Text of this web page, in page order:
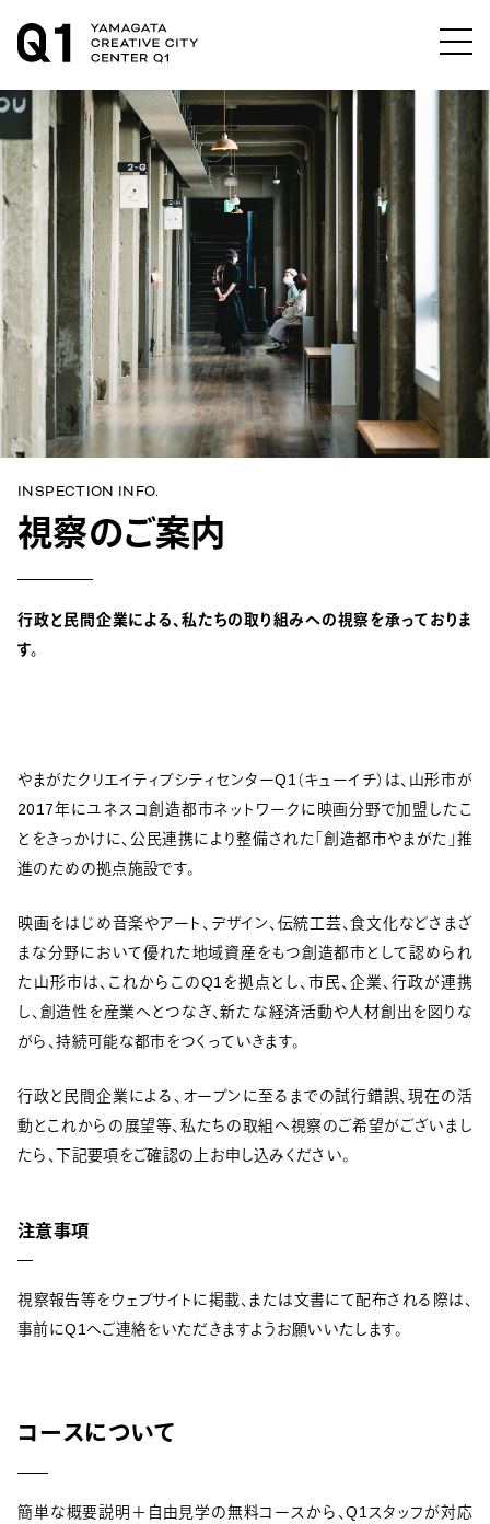
INSPECTION INFO.
視察のご案内
行政と民間企業による、私たちの取り組みへの視察を承っておりま
す。
やまがたクリエイティブシティセンターQ1（キューイチ）は、山形市が
2017年にユネスコ創造都市ネットワークに映画分野で加盟したこ
とをきっかけに、公民連携により整備された「創造都市やまがた」推
進のための拠点施設です。
映画をはじめ音楽やアート、デザイン、伝統工芸、食文化などさまざ
まな分野において優れた地域資産をもつ創造都市として認められ
た山形市は、これからこのQ1を拠点とし、市民、企業、行政が連携
し、創造性を産業へとつなぎ、新たな経済活動や人材創出を図りな
がら、持続可能な都市をつくっていきます。
行政と民間企業による、オープンに至るまでの試行錯誤、現在の活
動とこれからの展望等、私たちの取組へ視察のご希望がございまし
たら、下記要項をご確認の上お申し込みください。
注意事項
視察報告等をウェブサイトに掲載、または文書にて配布される際は、
事前にQ1へご連絡をいただきますようお願いいたします。
コースについて
簡単な概要説明＋自由見学の無料コースから、Q1スタッフが対応